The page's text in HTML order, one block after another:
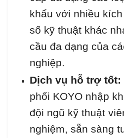
khẩu với nhiều
số kỹ thuật khác
cầu đa dạng của
nghiệp.
Dịch vụ hỗ trợ tốt:
phối KOYO nhập
đội ngũ kỹ thuật
nghiệm, sẵn sàng